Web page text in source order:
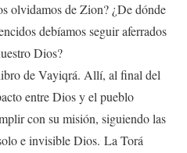
olvidamos de Zion? ¿De dónde
debíamos seguir aferrados
Dios?
de Vayiqrá. Allí, al final del
entre Dios y el pueblo
con su misión, siguiendo las
e invisible Dios. La Torá